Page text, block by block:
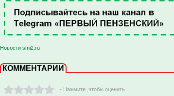
Новости smi2.ru
КОММЕНТАРИИ
- Нажмите ,чтобы оценить